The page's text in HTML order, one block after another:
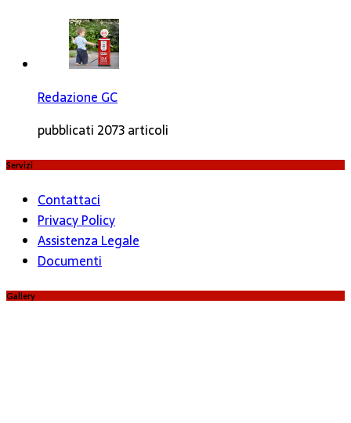
Redazione GC
pubblicati 2073 articoli
Servizi
Contattaci
Privacy Policy
Assistenza Legale
Documenti
Gallery